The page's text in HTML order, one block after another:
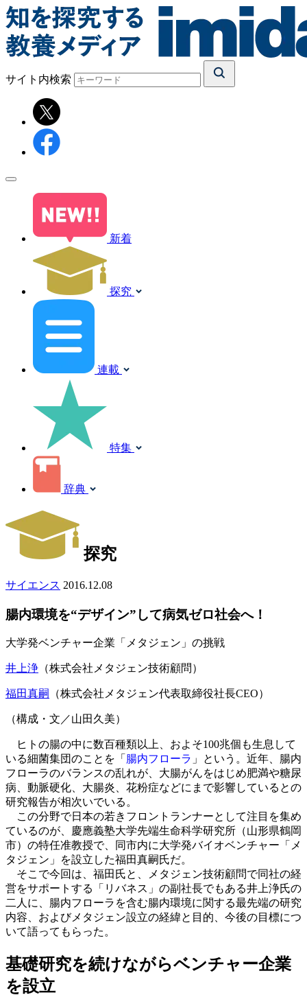
サイト内検索
新着
探究
連載
特集
辞典
探究
サイエンス 2016.12.08
腸内環境を“デザイン”して病気ゼロ社会へ！
大学発ベンチャー企業「メタジェン」の挑戦
井上浄 （株式会社メタジェン技術顧問）
福田真嗣 （株式会社メタジェン代表取締役社長CEO）
（構成・文／山田久美）
ヒトの腸の中に数百種類以上、およそ100兆個も生息して
いる細菌集団のことを「 腸内フローラ 」という。近年、腸内
フローラのバランスの乱れが、大腸がんをはじめ肥満や糖尿
病、動脈硬化、大腸炎、花粉症などにまで影響しているとの
研究報告が相次いでいる。
この分野で日本の若きフロントランナーとして注目を集め
ているのが、慶應義塾大学先端生命科学研究所（山形県鶴岡
市）の特任准教授で、同市内に大学発バイオベンチャー「メ
タジェン」を設立した福田真嗣氏だ。
そこで今回は、福田氏と、メタジェン技術顧問で同社の経
営をサポートする「リバネス」の副社長でもある井上浄氏の
二人に、腸内フローラを含む腸内環境に関する最先端の研究
内容、およびメタジェン設立の経緯と目的、今後の目標につ
いて語ってもらった。
基礎研究を続けながらベンチャー企業
を設立